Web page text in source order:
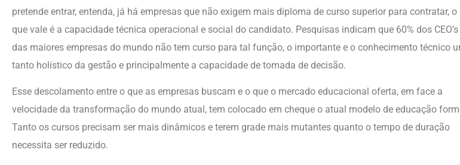
pretende entrar, entenda, já há empresas que não exigem mais diploma de curso superior para contratar, o
que vale é a capacidade técnica operacional e social do candidato. Pesquisas indicam que 60% dos CEO’s
das maiores empresas do mundo não tem curso para tal função, o importante e o conhecimento técnico
tanto holístico da gestão e principalmente a capacidade de tomada de decisão.
Esse descolamento entre o que as empresas buscam e o que o mercado educacional oferta, em face a
velocidade da transformação do mundo atual, tem colocado em cheque o atual modelo de educação
Tanto os cursos precisam ser mais dinâmicos e terem grade mais mutantes quanto o tempo de duração
necessita ser reduzido.